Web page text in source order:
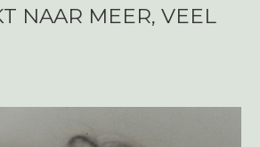
NAAR MEER, VEEL